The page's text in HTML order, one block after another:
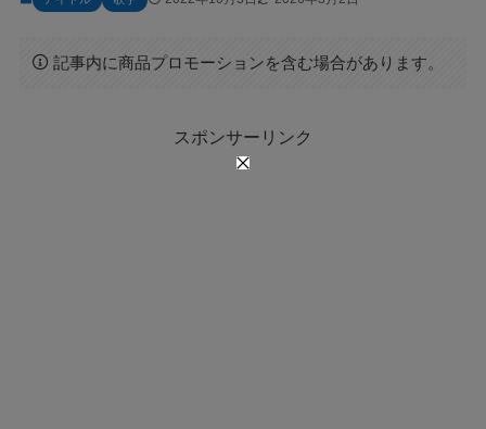
記事内に商品プロモーションを含む場合があります。
スポンサーリンク